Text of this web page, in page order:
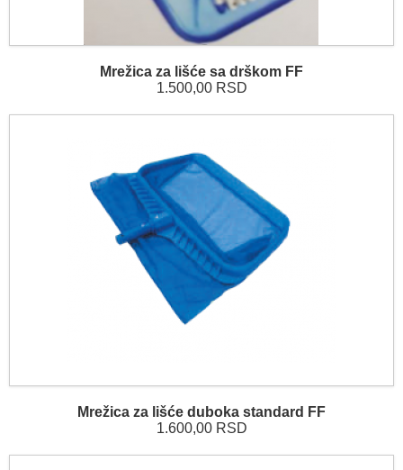
Mrežica za lišće sa drškom FF
1.500,00 RSD
Mrežica za lišće duboka standard FF
1.600,00 RSD